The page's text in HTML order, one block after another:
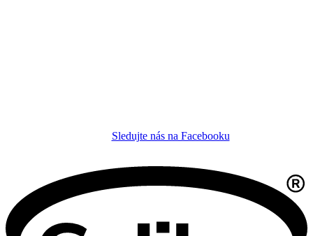
Sledujte nás na Facebooku